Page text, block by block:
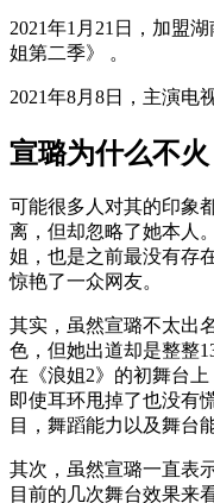
2021年1月21日，加盟
姐第二季》 。
2021年8月8日，主演电
宣璐为什么不火
可能很多人对其的印象
离，但却忽略了她本人
姐，也是之前最没有存
惊艳了一众网友。
其实，虽然宣璐不太出
色，但她出道却是整整
在《浪姐2》的初舞台
即使耳环甩掉了也没有
目，舞蹈能力以及舞台
其次，虽然宣璐一直表
目前的几次舞台效果来